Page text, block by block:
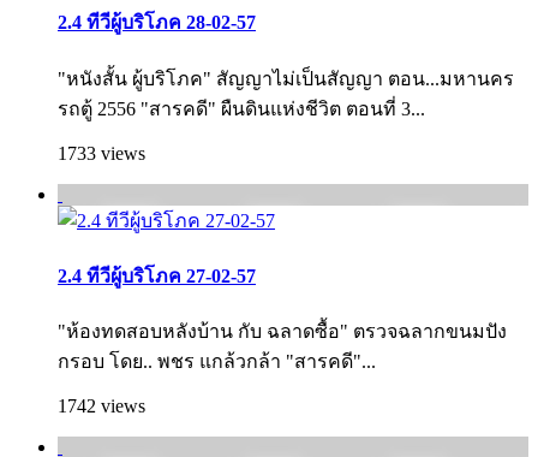
2.4 ทีวีผู้บริโภค 28-02-57
"หนังสั้น ผู้บริโภค" สัญญาไม่เป็นสัญญา ตอน...มหานคร
รถตู้ 2556 "สารคดี" ผืนดินแห่งชีวิต ตอนที่ 3...
1733 views
2.4 ทีวีผู้บริโภค 27-02-57
"ห้องทดสอบหลังบ้าน กับ ฉลาดซื้อ" ตรวจฉลากขนมปัง
กรอบ โดย.. พชร แกล้วกล้า "สารคดี"...
1742 views